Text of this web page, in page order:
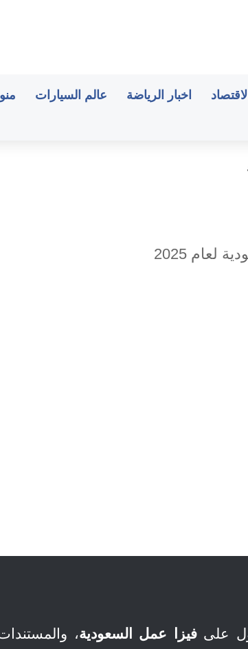
اخبار الرياضة عالم السيارات
2025
علىفيزا عمل السعودية،